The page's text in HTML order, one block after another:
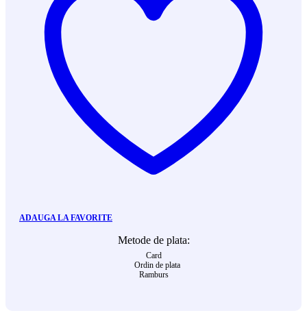
ADAUGA LA FAVORITE
Metode de plata:
Card
Ordin de plata
Ramburs